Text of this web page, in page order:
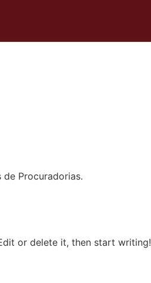
Procuradorias.
or delete it, then start writing!